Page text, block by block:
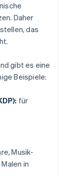
Daher
das
gibt es eine
Beispiele:
für
Musik-
in